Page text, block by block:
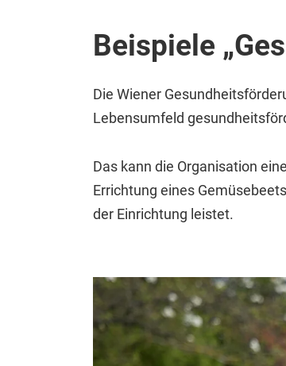
Beispiele
Die Wiener
Lebensumfeld
Das kann die Organisation
Errichtung eines
der Einrichtung leistet.